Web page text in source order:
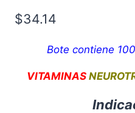
$34.14
Bote contiene
VITAMINAS